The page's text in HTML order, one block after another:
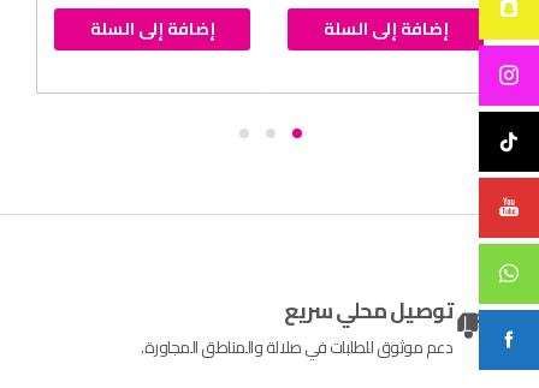
إضافة إلى السلة إضافة إلى السلة
توصيل محلي سريع
دعم موثوق للطلبات في صلالة والمناطق المجاورة.